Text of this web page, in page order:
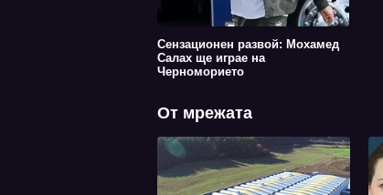
Сензационен развой: Мохамед
Салах ще играе на
Черноморието
От мрежата